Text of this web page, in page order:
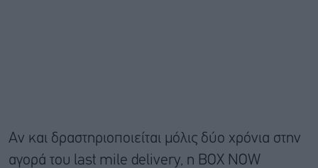
Αν και δραστηριοποιείται μόλις δύο χρόνια στην
αγορά του last mile delivery, η BOX NOW